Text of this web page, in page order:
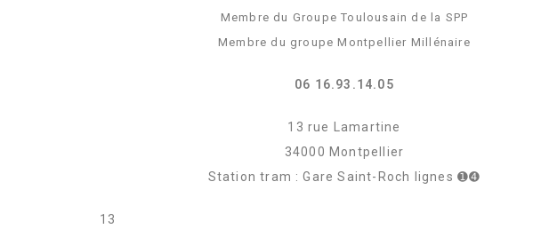
Membre du Groupe Toulousain de la SPP
Membre du groupe Montpellier Millénaire
06 16.93.14.05
13 rue Lamartine
34000 Montpellier
Station tram : Gare Saint-Roch lignes ➊➍
13